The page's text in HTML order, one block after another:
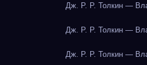
Дж. Р. Р. Толкин —
Дж. Р. Р. Толкин —
Дж. Р. Р. Толкин —